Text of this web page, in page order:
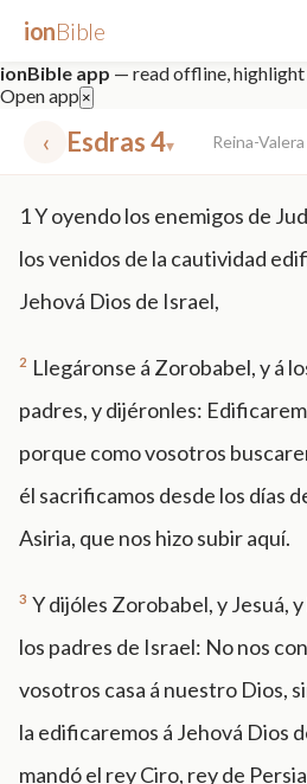
ionBible
ionBible app — read offline, highlight
Open app ×
‹ Esdras 4▾ Reina-
mt 5 nt faith "peace that
1Y oyendo los enemigos de
los venidos de la cautividad
Jehová Dios de Israel,
2 Llegáronse á Zorobabel, y á
padres, y dijéronles:
porque como vosotros
él sacrificamos desde los días
Asiria, que nos hizo subir aquí.
3 Y dijóles Zorobabel, y Jesuá,
los padres de Israel: No nos
vosotros casa á nuestro Dios,
la edificaremos á Jehová Dios
mandó el rey Ciro, rey de